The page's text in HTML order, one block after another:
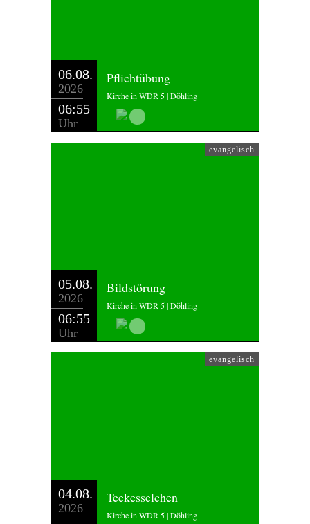
06.08.
2026
06:55
Uhr
Pflichtübung
Kirche in WDR 5 | Döhling
evangelisch
05.08.
2026
06:55
Uhr
Bildstörung
Kirche in WDR 5 | Döhling
evangelisch
04.08.
2026
Teekesselchen
Kirche in WDR 5 | Döhling